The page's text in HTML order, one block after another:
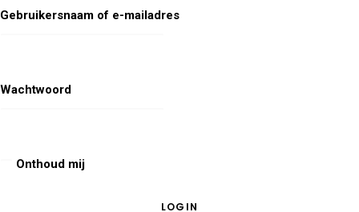
Gebruikersnaam of e-mailadres
Wachtwoord
Onthoud mij